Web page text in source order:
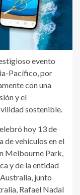
evento
Pacífico, por
con una
y el
sostenible.
hoy 13 de
de vehículos en el
Melbourne Park,
y de la entidad
junto
Rafael Nadal